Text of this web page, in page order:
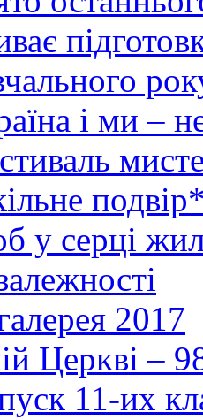
і ми –
у серці
2017
Церкві –
11-их